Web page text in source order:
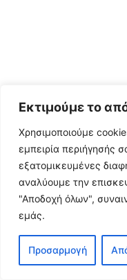
Εκτιμούμε το
Χρησιμοποιούμε
εμπειρία περιήγησής
εξατομικευμένες
αναλύουμε την
"Αποδοχή όλων",
εμάς.
Προσαρμογή